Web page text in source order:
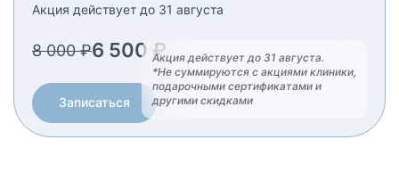
Акция действует до 31 августа
8 000 ₽6 500 ₽
Записаться
Акция действует до 31 августа.
*Не суммируются с акциями клиники,
подарочными сертификатами и
другими скидками